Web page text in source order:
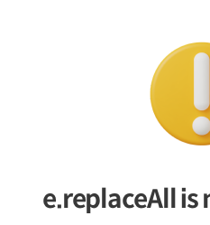
e.replaceAll